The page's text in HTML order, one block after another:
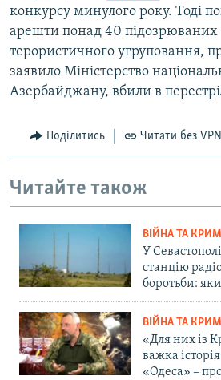
конкурсу минулого року. Тоді
арешти понад 40 підозрюваних
терористичного угруповання,
заявило Міністерство
Азербайджану, вбили в
Поділитись Читати без VPN
Читайте також
ВІЙНА ТА КРИМ
У
станцію
боротьби:
ВІЙНА ТА КРИМ
«Для них із
важка
«Одеса» –